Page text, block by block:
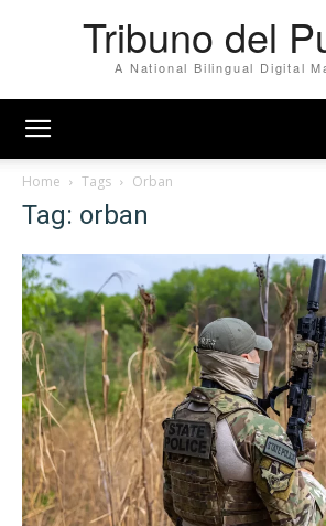
Tribuno del
A National Bilingual Digital
Home Tags Orban
Tag: orban